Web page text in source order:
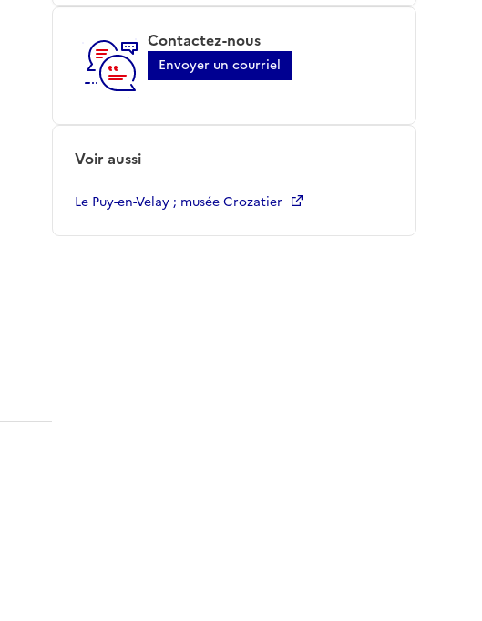
Contactez-nous
Envoyer un courriel
Voir aussi
Le Puy-en-Velay ; musée Crozatier